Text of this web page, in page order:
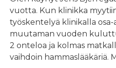
vuotta. Kun klinikka
työskentelyä klinikalla osa-
muutaman vuoden
2 onteloa ja kolmas
vaihdoin hammaslääkäriä.